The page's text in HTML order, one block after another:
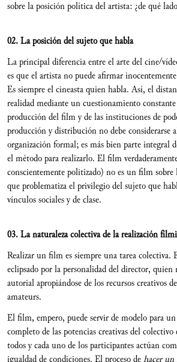
sobre la posición política del artista: ¿de qué
02. La posición del sujeto que habla
La principal diferencia entre el arte del cine/
es que el artista no puede afirmar
Es siempre el cineasta quien habla. Así, el
realidad mediante un cuestionamiento
producción del film y de las instituciones de
producción y distribución no debe considerarse
organización formal; es más bien parte integral
el método para realizarlo. El film
conscientemente politizado) no es un film
que problematiza el privilegio del sujeto que
vínculos sociales y de clase.
03. La naturaleza colectiva de la realización
Realizar un film es siempre una tarea colectiva.
eclipsado por la personalidad del director, quien
autorial apropiándose de los recursos creativos
amateurs.
El film, empero, puede servir de modelo para
completo de las potencias creativas del
todos y cada uno de los participantes actúan